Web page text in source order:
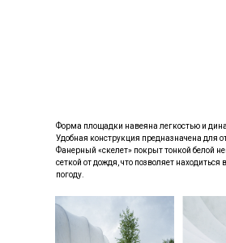
Форма площадки навеяна легкостью и
Удобная конструкция предназначена для
Фанерный «скелет» покрыт тонкой белой
сеткой от дождя, что позволяет
погоду.